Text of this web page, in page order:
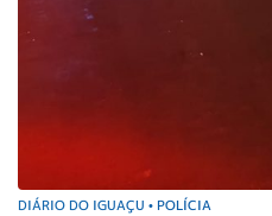
DIÁRIO DO IGUAÇU • POLÍCIA